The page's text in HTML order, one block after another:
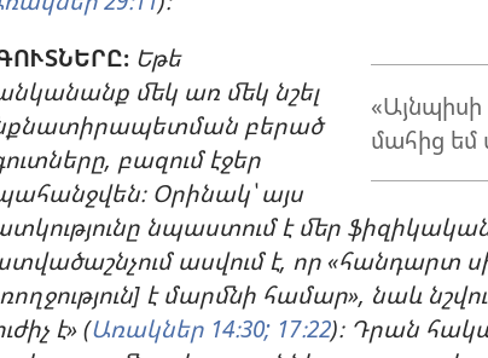
«Այնպիսի
մահից եմ
Եթե
մեկ առ մեկ նշել
բերած
բազում էջեր
Օրինակ՝ այս
նպաստում է մեր
ասվում է, որ «հանդարտ
է մարմնի համար», նաև
է» (Առակներ 14։30; 17։22)։ Դրան